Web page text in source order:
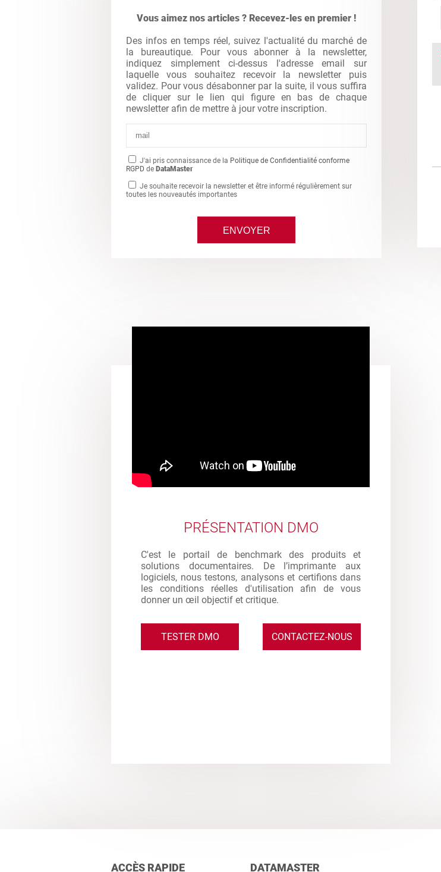
Vous aimez nos articles ? Recevez-les en premier !
Des infos en temps réel, suivez l'actualité du marché de
la bureautique. Pour vous abonner à la newsletter,
indiquez simplement ci-dessus l'adresse email sur
laquelle vous souhaitez recevoir la newsletter puis
validez. Pour vous désabonner par la suite, il vous suffira
de cliquer sur le lien qui figure en bas de chaque
newsletter afin de mettre à jour votre inscription.
J'ai pris connaissance de la Politique de Confidentialité conforme
RGPD de DataMaster
Je souhaite recevoir la newsletter et être informé régulièrement sur
toutes les nouveautés importantes
PRÉSENTATION DMO
C'est le portail de benchmark des produits et
solutions documentaires. De l’imprimante aux
logiciels, nous testons, analysons et certifions dans
les conditions réelles d'utilisation afin de vous
donner un œil objectif et critique.
TESTER DMO CONTACTEZ-NOUS
ACCÈS RAPIDE DATAMASTER